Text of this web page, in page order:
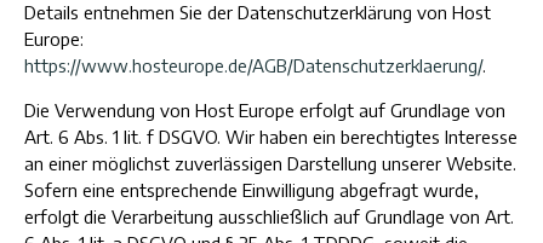
Details entnehmen Sie der Datenschutzerklärung von Host
Europe:
https://www.hosteurope.de/AGB/Datenschutzerklaerung/.
Die Verwendung von Host Europe erfolgt auf Grundlage von
Art. 6 Abs. 1 lit. f DSGVO. Wir haben ein berechtigtes Interesse
an einer möglichst zuverlässigen Darstellung unserer Website.
Sofern eine entsprechende Einwilligung abgefragt wurde,
erfolgt die Verarbeitung ausschließlich auf Grundlage von Art.